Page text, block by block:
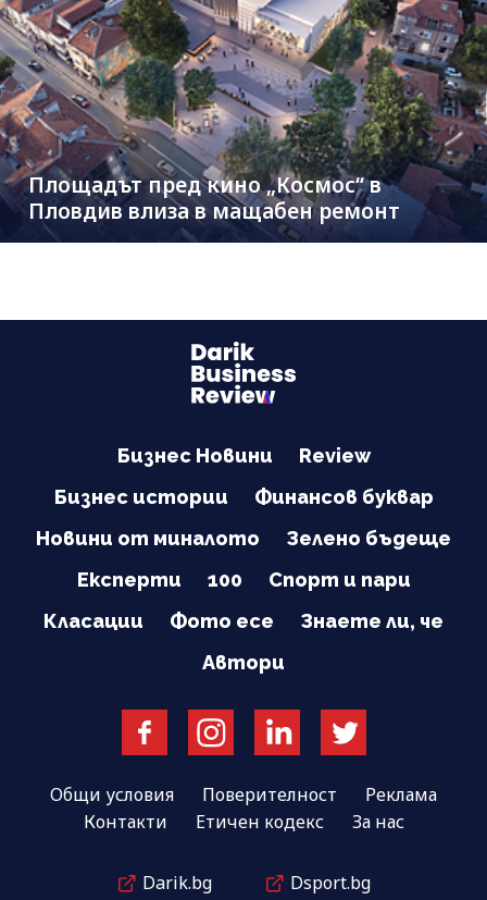
Площадът пред кино „Космос“ в
Пловдив влиза в мащабен ремонт
Бизнес Новини
Review
Бизнес истории
Финансов буквар
Новини от миналото
Зелено бъдеще
Експерти
100
Спорт и пари
Класации
Фото есе
Знаете ли, че
Автори
Общи условия Поверителност
Реклама
Контакти
Етичен кодекс За нас
Darik.bg Dsport.bg